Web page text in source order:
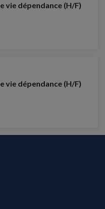
vie dépendance (H/F)
vie dépendance (H/F)